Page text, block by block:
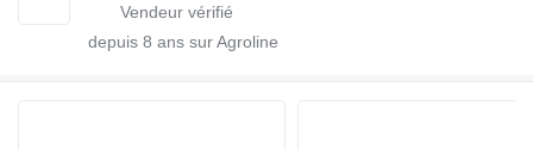
depuis 8 ans sur Agroline